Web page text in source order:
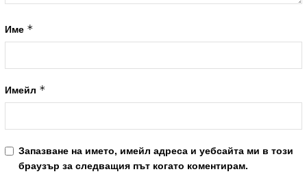
Име *
Имейл *
Запазване на името, имейл адреса и уебсайта ми в този
браузър за следващия път когато коментирам.